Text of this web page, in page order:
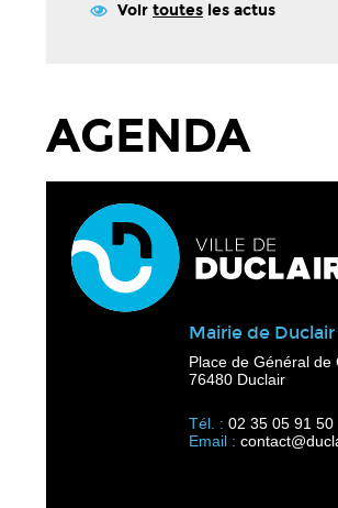
Voir toutes les actus
AGENDA
Mairie de Duclair
Place de Général de
76480 Duclair
Tél. : 02 35 05 91 50
Email :